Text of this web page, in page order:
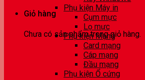
Giỏ hàng
Chưa có sản phẩm trong giỏ hàng.
Phụ kiện Máy in
Cụm mực
Lọ mực
Phụ kiện Mạng
Card mạng
Cáp mạng
Đầu mạng
Phụ kiện Ổ cứng